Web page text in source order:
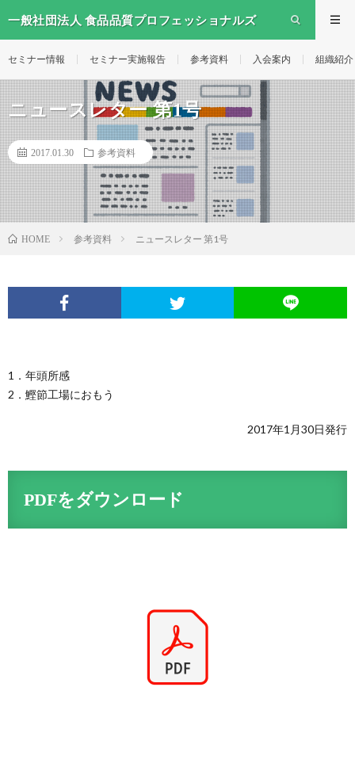
一般社団法人 食品品質プロフェッショナルズ
セミナー情報 セミナー実施報告 参考資料 入会案内 組織紹介
ニュースレター 第1号
2017.01.30 参考資料
HOME 参考資料 ニュースレター 第1号
1．年頭所感
2．鰹節工場におもう
2017年1月30日発行
PDFをダウンロード